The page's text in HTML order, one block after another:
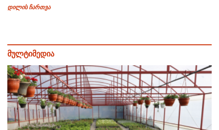
დილის ჩართვა
მულტიმედია